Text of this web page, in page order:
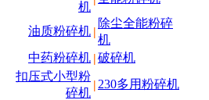
机
油质粉碎机 |
除尘全能粉碎
机
中药粉碎机 |破碎机
扣压式小型粉
碎机
| 230多用粉碎机